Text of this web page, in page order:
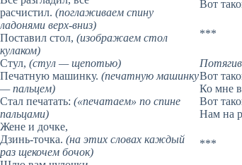
расчистил. (поглаживаем спину
ладонями верх-вниз)
Поставил стол, (изображаем стол
кулаком)
Стул, (стул — щепотью)
Печатную машинку. (печатную машинку
— пальцем)
Стал печатать: («печатаем» по спине
пальцами)
Жене и дочке,
Дзинь-точка. (на этих словах каждый
раз щекочем бочок)
Вот
***
Вот
Ко мне
Вот
Нам на
***